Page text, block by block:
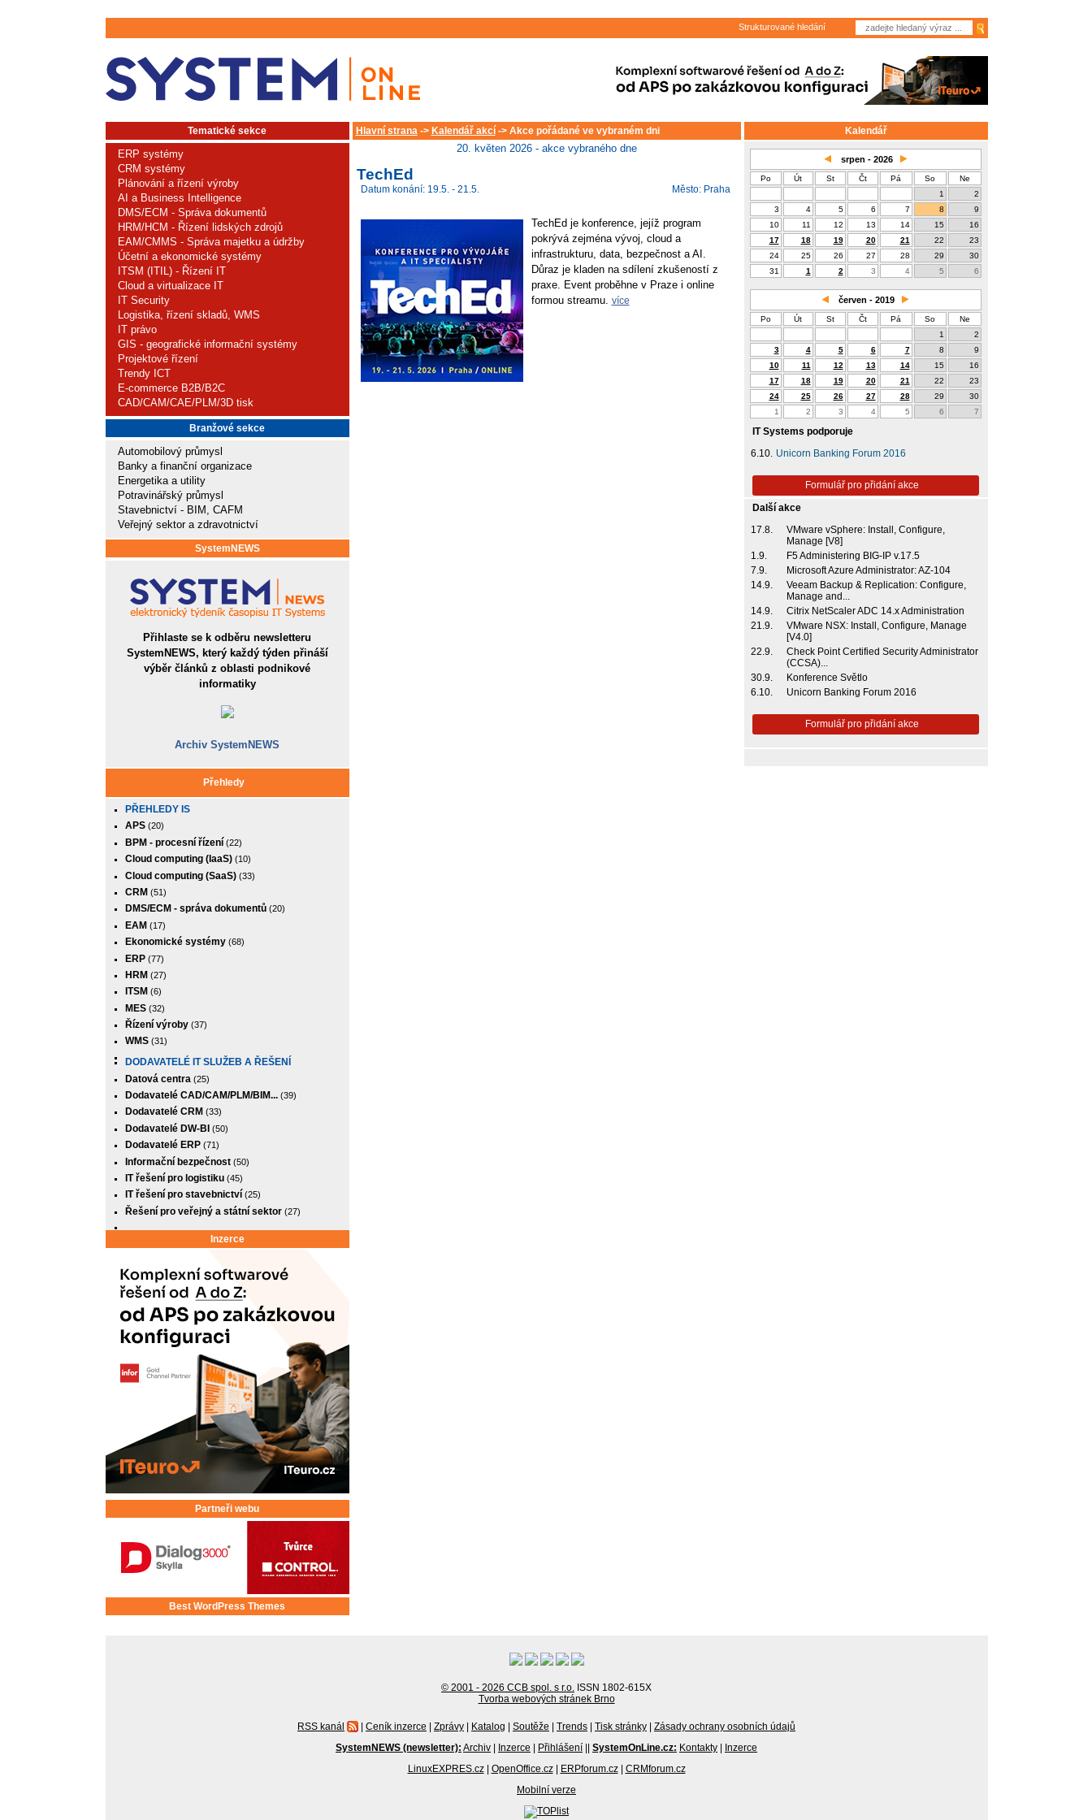
Strukturované hledání
Tematické sekce
ERP systémy
CRM systémy
Plánování a řízení výroby
AI a Business Intelligence
DMS/ECM - Správa dokumentů
HRM/HCM - Řízení lidských zdrojů
EAM/CMMS - Správa majetku a údržby
Účetní a ekonomické systémy
ITSM (ITIL) - Řízení IT
Cloud a virtualizace IT
IT Security
Logistika, řízení skladů, WMS
IT právo
GIS - geografické informační systémy
Projektové řízení
Trendy ICT
E-commerce B2B/B2C
CAD/CAM/CAE/PLM/3D tisk
Branžové sekce
Automobilový průmysl
Banky a finanční organizace
Energetika a utility
Potravinářský průmysl
Stavebnictví - BIM, CAFM
Veřejný sektor a zdravotnictví
SystemNEWS
Přihlaste se k odběru newsletteru
SystemNEWS, který každý týden přináší
výběr článků z oblasti podnikové
informatiky
Archiv SystemNEWS
Přehledy
PŘEHLEDY IS
APS(20)
BPM - procesní řízení(22)
Cloud computing (IaaS)(10)
Cloud computing (SaaS)(33)
CRM (51)
DMS/ECM - správa dokumentů(20)
EAM (17)
Ekonomické systémy(68)
ERP(77)
HRM (27)
ITSM (6)
MES(32)
Řízení výroby(37)
WMS(31)
DODAVATELÉ IT SLUŽEB A ŘEŠENÍ
Datová centra (25)
Dodavatelé CAD/CAM/PLM/BIM...(39)
Dodavatelé CRM (33)
Dodavatelé DW-BI (50)
Dodavatelé ERP(71)
Informační bezpečnost(50)
IT řešení pro logistiku(45)
IT řešení pro stavebnictví(25)
Řešení pro veřejný a státní sektor(27)
Inzerce
Partneři webu
Best WordPress Themes
Hlavní strana-> Kalendář akcí-> Akce pořádané ve vybraném dni
20. květen 2026 - akce vybraného dne
TechEd
Datum konání: 19.5. - 21.5. Město: Praha
TechEd je konference, jejíž program
pokrývá zejména vývoj, cloud a
infrastrukturu, data, bezpečnost a AI.
Důraz je kladen na sdílení zkušeností z
praxe. Event proběhne v Praze i online
formou streamu. více
Kalendář
srpen - 2026
Po Út St Čt Pá So
Ne
1
2
3
4 5 6 7 8
9
10
11 12 13 14 15
16
17
18 19 20 21 22
23
24
25 26 27 28 29
30
31
1 2 3 4 5 6
červen - 2019
Po Út St Čt Pá So
Ne
1
2
3
4 5 6 7 8
9
10
11 12 13 14 15
16
17
18 19 20 21 22
23
24
25 26 27 28 29
30
1
2 3 4 5 6 7
IT Systems podporuje
6.10. Unicorn Banking Forum 2016
Formulář pro přidání akce
Další akce
17.8.
VMware vSphere: Install, Configure,
Manage [V8]
1.9.
F5 Administering BIG-IP v.17.5
7.9.
Microsoft Azure Administrator: AZ-104
14.9.
Veeam Backup & Replication: Configure,
Manage and...
14.9.
Citrix NetScaler ADC 14.x Administration
21.9.
VMware NSX: Install, Configure, Manage
[V4.0]
22.9.
Check Point Certified Security Administrator
(CCSA)...
30.9.
Konference Světlo
6.10.
Unicorn Banking Forum 2016
Formulář pro přidání akce
© 2001 - 2026 CCB spol. s r.o. ISSN 1802-615X
Tvorba webových stránek Brno
RSS kanál | Ceník inzerce | Zprávy | Katalog | Soutěže | Trends | Tisk stránky | Zásady ochrany osobních údajů
SystemNEWS (newsletter): Archiv | Inzerce | Přihlášení || SystemOnLine.cz: Kontakty | Inzerce
LinuxEXPRES.cz | OpenOffice.cz | ERPforum.cz | CRMforum.cz
Mobilní verze